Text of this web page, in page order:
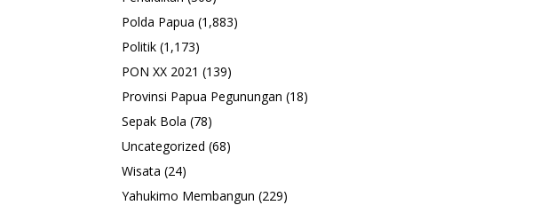
Polda Papua (1,883)
Politik (1,173)
PON XX 2021 (139)
Provinsi Papua Pegunungan (18)
Sepak Bola (78)
Uncategorized (68)
Wisata (24)
Yahukimo Membangun (229)